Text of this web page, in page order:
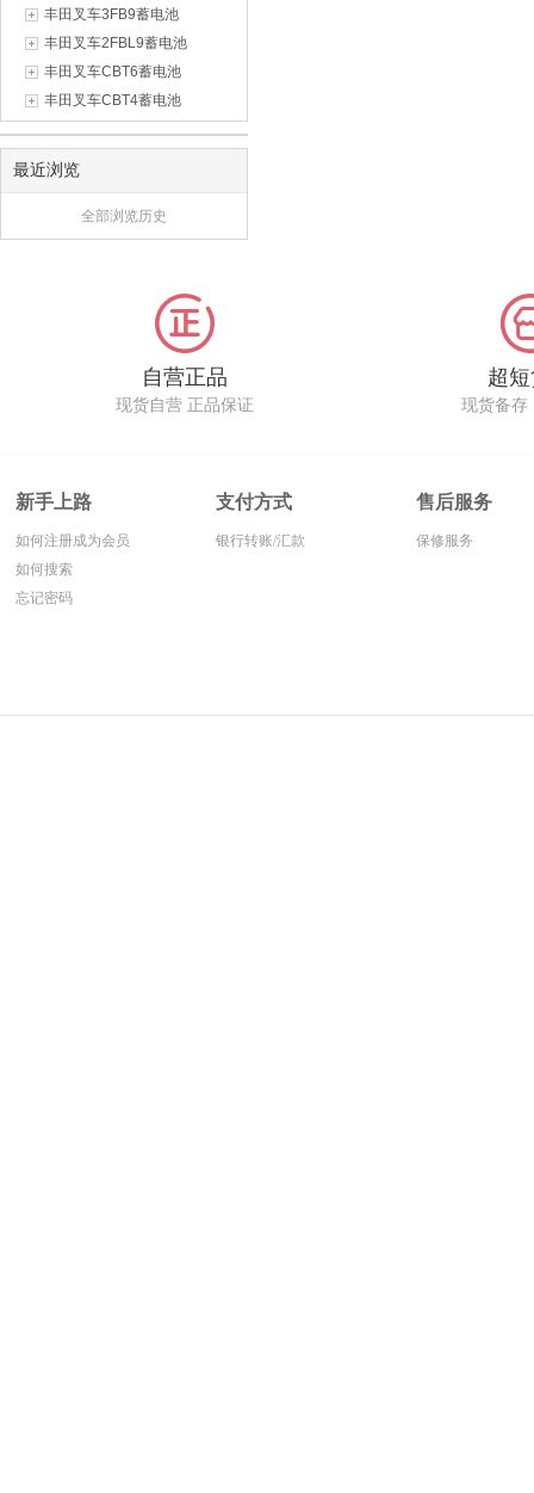
丰田叉车3FB9蓄电池
丰田叉车2FBL9蓄电池
丰田叉车CBT6蓄电池
丰田叉车CBT4蓄电池
最近浏览
全部浏览历史
自营正品
现货自营 正品保证
超
现货备存
新手上路
如何注册成为会员
如何搜索
忘记密码
支付方式
银行转账/汇款
售后服务
保修服务